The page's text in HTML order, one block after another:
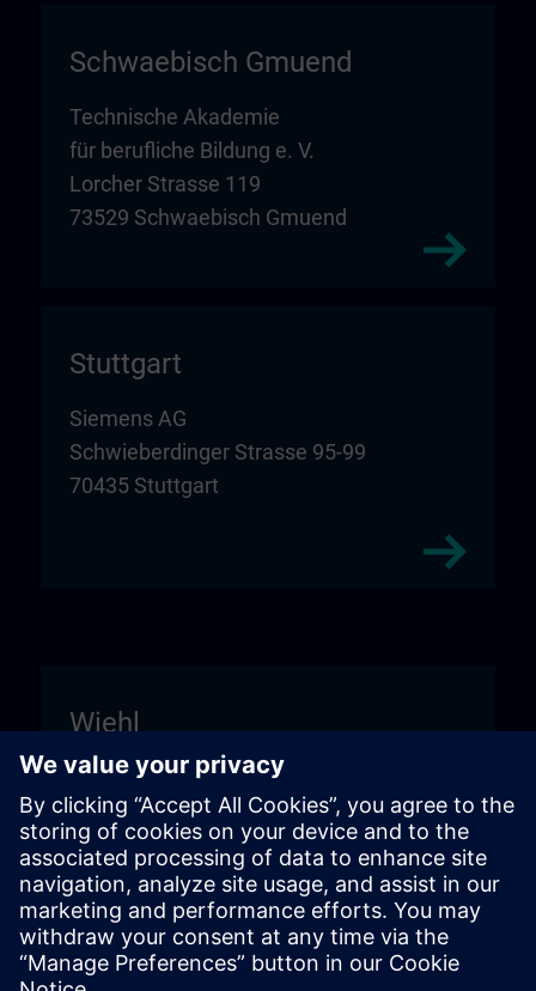
Schwaebisch Gmuend
Technische Akademie
für berufliche Bildung e. V.
Lorcher Strasse 119
73529 Schwaebisch Gmuend
Stuttgart
Siemens AG
Schwieberdinger Strasse 95-99
70435 Stuttgart
Wiehl
Unitechnik Systems GmbH
Entrance sign "DIGI:LAB"
Fritz-Kotz-Str. 14
51674 Wiehl